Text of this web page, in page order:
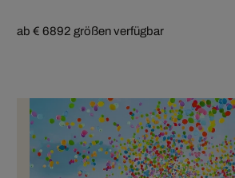
ab € 6892 größen verfügbar